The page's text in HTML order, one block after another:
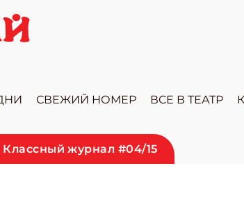
СВЕЖИЙ НОМЕР ВСЕ В ТЕАТР
Классный журнал #04/15